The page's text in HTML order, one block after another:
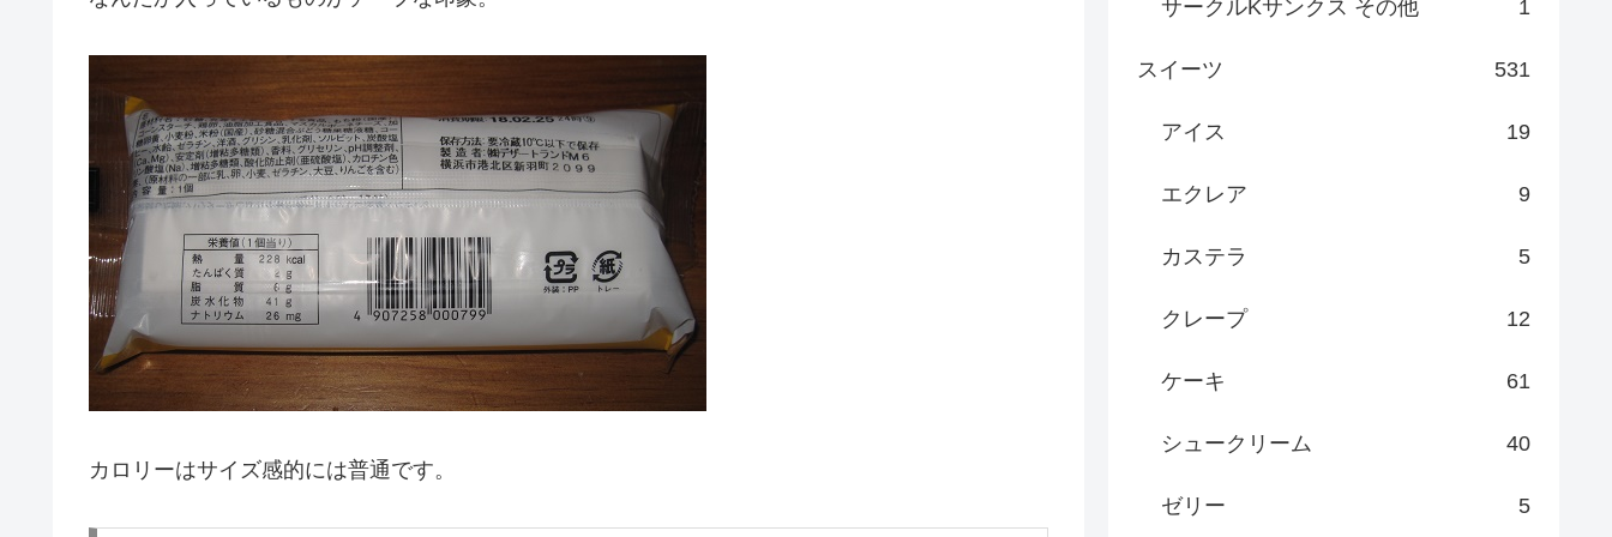
カロリーはサイズ感的には普通です。
サークルKサンクス その他 1
スイーツ 531
アイス 19
エクレア 9
カステラ 5
クレープ 12
ケーキ 61
シュークリーム 40
ゼリー 5